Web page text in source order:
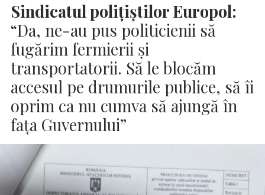
Sindicatul polițiștilor Europol:
“Da, ne-au pus politicienii să
fugărim fermierii și
transportatorii. Să le blocăm
accesul pe drumurile publice, să îi
oprim ca nu cumva să ajungă în
fața Guvernului”